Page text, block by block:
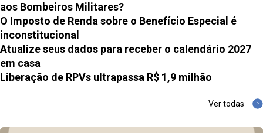
aos Bombeiros Militares?
O Imposto de Renda sobre o Benefício Especial é
inconstitucional
Atualize seus dados para receber o calendário 2027
em casa
Liberação de RPVs ultrapassa R$ 1,9 milhão
Ver todas